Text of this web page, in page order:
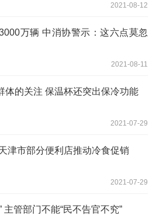
2021-08-12
万辆 中消协警示：这六点莫忽
2021-08-11
体的关注 保温杯还突出保冷功能
2021-07-29
津市部分便利店推动冷食促销
2021-07-29
主管部门不能“民不告官不究”